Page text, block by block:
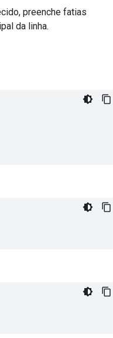
preenche fatias
da linha.